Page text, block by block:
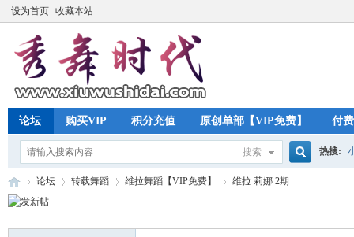
设为首页 收藏本站
论坛 购买VIP 积分充值 原创单部【VIP免费】 付
搜索 热搜:
论坛 转载舞蹈 维拉舞蹈【VIP免费】 维拉 莉娜 2期